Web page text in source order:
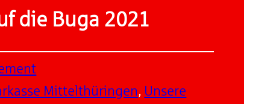
die Buga 2021
Mittelthüringen, Unsere